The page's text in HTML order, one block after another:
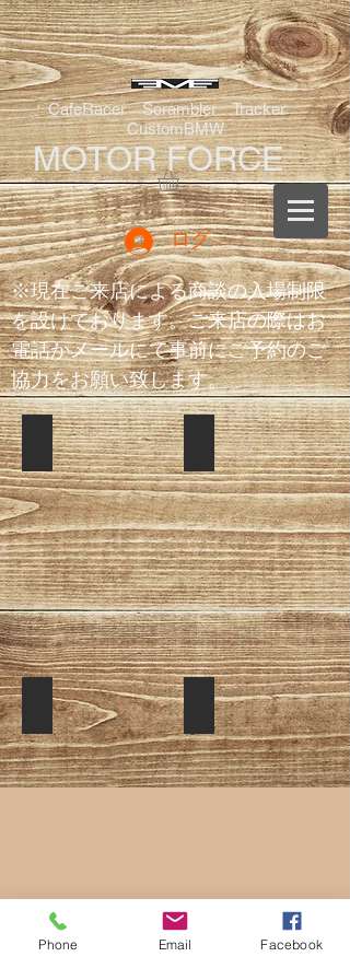
ログイン
CafeRacer Scrambler Tracker
CustomBMW
MOTOR FORCE
※現在ご来店による商談の入場制限
を設けております。ご来店の際はお
電話かメールにて事前にご予約のご
協力をお願い致します。
Street Bull Street Bull
Street Bull Street Bull
Phone Email Facebook